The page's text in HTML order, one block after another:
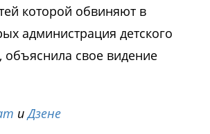
которой обвиняют в
администрация детского
объяснила свое видение
иДзене